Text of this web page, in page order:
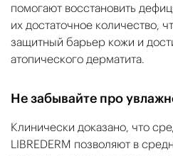
помогают восстановить
их достаточное количество,
защитный барьер кожи и
атопического дерматита.
Не забывайте про
Клинически доказано, что
LIBREDERM позволяют в